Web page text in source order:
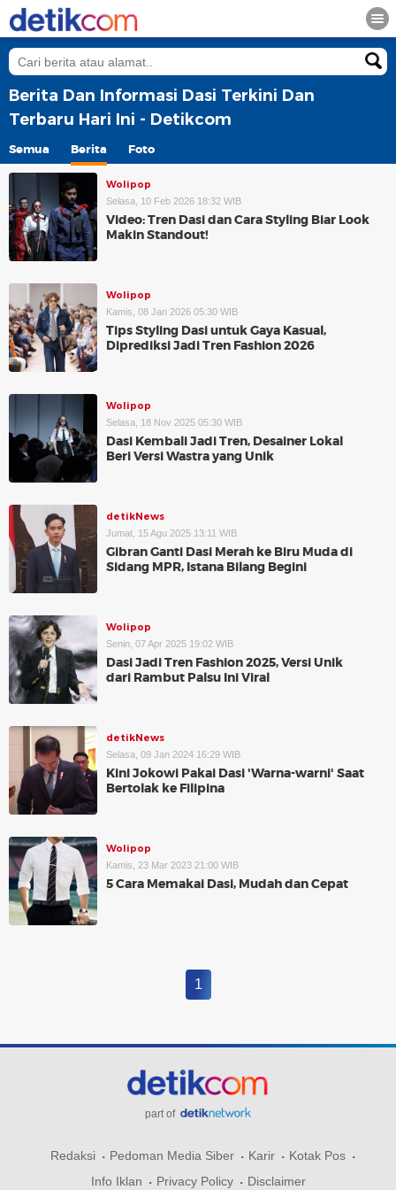
Berita Dan Informasi Dasi Terkini Dan
Terbaru Hari Ini - Detikcom
Semua Berita Foto
Wolipop
Selasa, 10 Feb 2026 18:32 WIB
Video: Tren Dasi dan Cara Styling Biar Look
Makin Standout!
Wolipop
Kamis, 08 Jan 2026 05:30 WIB
Tips Styling Dasi untuk Gaya Kasual,
Diprediksi Jadi Tren Fashion 2026
Wolipop
Selasa, 18 Nov 2025 05:30 WIB
Dasi Kembali Jadi Tren, Desainer Lokal
Beri Versi Wastra yang Unik
detikNews
Jumat, 15 Agu 2025 13:11 WIB
Gibran Ganti Dasi Merah ke Biru Muda di
Sidang MPR, Istana Bilang Begini
Wolipop
Senin, 07 Apr 2025 19:02 WIB
Dasi Jadi Tren Fashion 2025, Versi Unik
dari Rambut Palsu Ini Viral
detikNews
Selasa, 09 Jan 2024 16:29 WIB
Kini Jokowi Pakai Dasi 'Warna-warni' Saat
Bertolak ke Filipina
Wolipop
Kamis, 23 Mar 2023 21:00 WIB
5 Cara Memakai Dasi, Mudah dan Cepat
1
part of
Redaksi Pedoman Media Siber Karir
Kotak Pos
Info Iklan
Privacy Policy Disclaimer